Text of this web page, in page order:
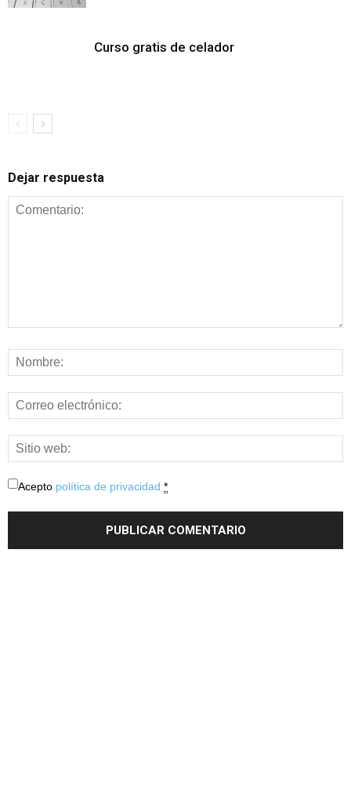
Curso gratis de celador
Dejar respuesta
Acepto política de privacidad *